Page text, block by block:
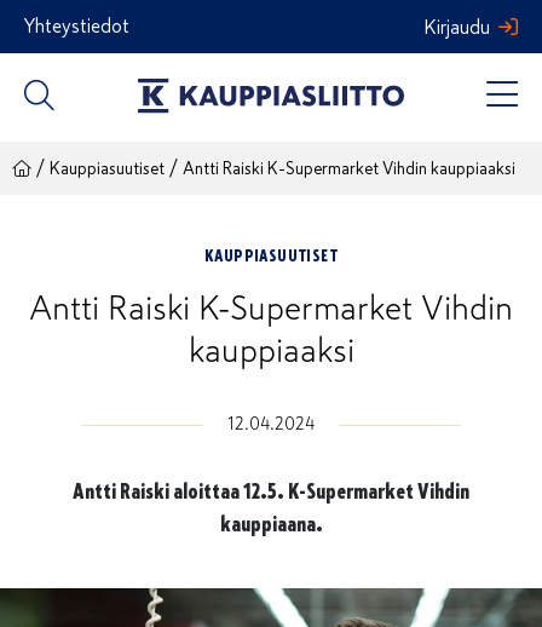
Siirry
sisältöön
Yhteystiedot Kirjaudu
/ Kauppiasuutiset / Antti Raiski K-Supermarket Vihdin kauppiaaksi
KAUPPIASUUTISET
Antti Raiski K-Supermarket Vihdin
kauppiaaksi
12.04.2024
Antti Raiski aloittaa 12.5. K-Supermarket Vihdin
kauppiaana.